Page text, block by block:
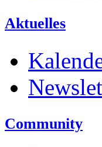
Aktuelles
Community